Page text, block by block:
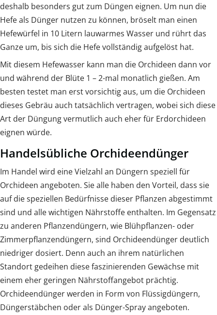
deshalb besonders gut zum Düngen eignen. Um nun die
Hefe als Dünger nutzen zu können, bröselt man einen
Hefewürfel in 10 Litern lauwarmes Wasser und rührt das
Ganze um, bis sich die Hefe vollständig aufgelöst hat.
Mit diesem Hefewasser kann man die Orchideen dann vor
und während der Blüte 1 – 2-mal monatlich gießen. Am
besten testet man erst vorsichtig aus, um die Orchideen
dieses Gebräu auch tatsächlich vertragen, wobei sich diese
Art der Düngung vermutlich auch eher für Erdorchideen
eignen würde.
Handelsübliche Orchideendünger
Im Handel wird eine Vielzahl an Düngern speziell für
Orchideen angeboten. Sie alle haben den Vorteil, dass sie
auf die speziellen Bedürfnisse dieser Pflanzen abgestimmt
sind und alle wichtigen Nährstoffe enthalten. Im Gegensatz
zu anderen Pflanzendüngern, wie Blühpflanzen- oder
Zimmerpflanzendüngern, sind Orchideendünger deutlich
niedriger dosiert. Denn auch an ihrem natürlichen
Standort gedeihen diese faszinierenden Gewächse mit
einem eher geringen Nährstoffangebot prächtig.
Orchideendünger werden in Form von Flüssigdüngern,
Düngerstäbchen oder als Dünger-Spray angeboten.